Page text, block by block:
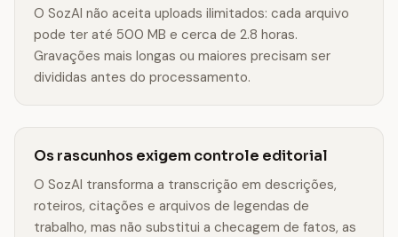
O SozAI não aceita uploads ilimitados: cada arquivo
pode ter até 500 MB e cerca de 2.8 horas.
Gravações mais longas ou maiores precisam ser
divididas antes do processamento.
Os rascunhos exigem controle editorial
O SozAI transforma a transcrição em descrições,
roteiros, citações e arquivos de legendas de
trabalho, mas não substitui a checagem de fatos, as